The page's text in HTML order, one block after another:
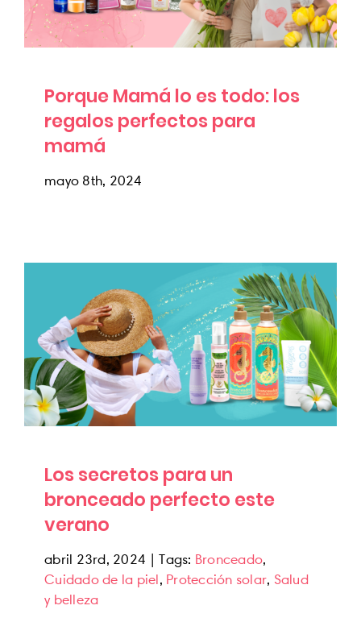
Porque Mamá lo es todo: los
regalos perfectos para
mamá
mayo 8th, 2024
Los secretos para un bronceado perfecto
este verano
Bronceado
Los secretos para un
bronceado perfecto este
verano
abril 23rd, 2024 | Tags: Bronceado,
Cuidado de la piel, Protección solar, Salud
y belleza